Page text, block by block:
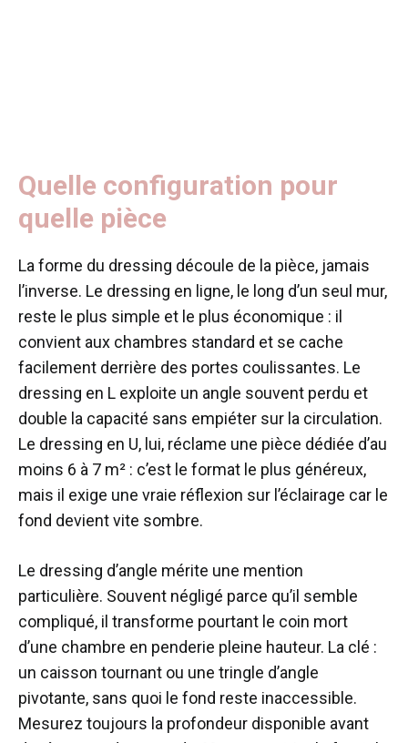
Quelle configuration pour
quelle pièce
La forme du dressing découle de la pièce, jamais
l’inverse. Le dressing en ligne, le long d’un seul mur,
reste le plus simple et le plus économique : il
convient aux chambres standard et se cache
facilement derrière des portes coulissantes. Le
dressing en L exploite un angle souvent perdu et
double la capacité sans empiéter sur la circulation.
Le dressing en U, lui, réclame une pièce dédiée d’au
moins 6 à 7 m² : c’est le format le plus généreux,
mais il exige une vraie réflexion sur l’éclairage car le
fond devient vite sombre.
Le dressing d’angle mérite une mention
particulière. Souvent négligé parce qu’il semble
compliqué, il transforme pourtant le coin mort
d’une chambre en penderie pleine hauteur. La clé :
un caisson tournant ou une tringle d’angle
pivotante, sans quoi le fond reste inaccessible.
Mesurez toujours la profondeur disponible avant